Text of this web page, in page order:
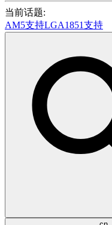
当前话题:
AM5支持LGA1851支持